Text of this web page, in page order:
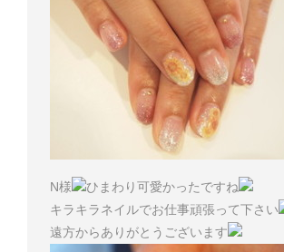
N様
ひまわり可愛かったですね
キラキラネイルでお仕事頑張って下さい
遠方からありがとうございます